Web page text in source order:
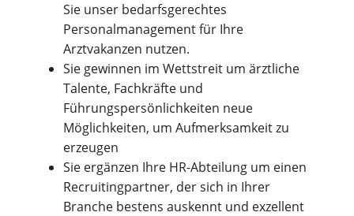
Sie unser bedarfsgerechtes
Personalmanagement für Ihre
Arztvakanzen nutzen.
Sie gewinnen im Wettstreit um ärztliche
Talente, Fachkräfte und
Führungspersönlichkeiten neue
Möglichkeiten, um Aufmerksamkeit zu
erzeugen
Sie ergänzen Ihre HR-Abteilung um einen
Recruitingpartner, der sich in Ihrer
Branche bestens auskennt und exzellent